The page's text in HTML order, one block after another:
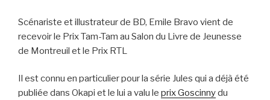
Scénariste et illustrateur de BD, Emile Bravo vient de
recevoir le Prix Tam-Tam au Salon du Livre de Jeunesse
de Montreuil et le Prix RTL
Il est connu en particulier pour la série Jules qui a déjà été
publiée dans Okapi et le lui a valu le prix Goscinnydu